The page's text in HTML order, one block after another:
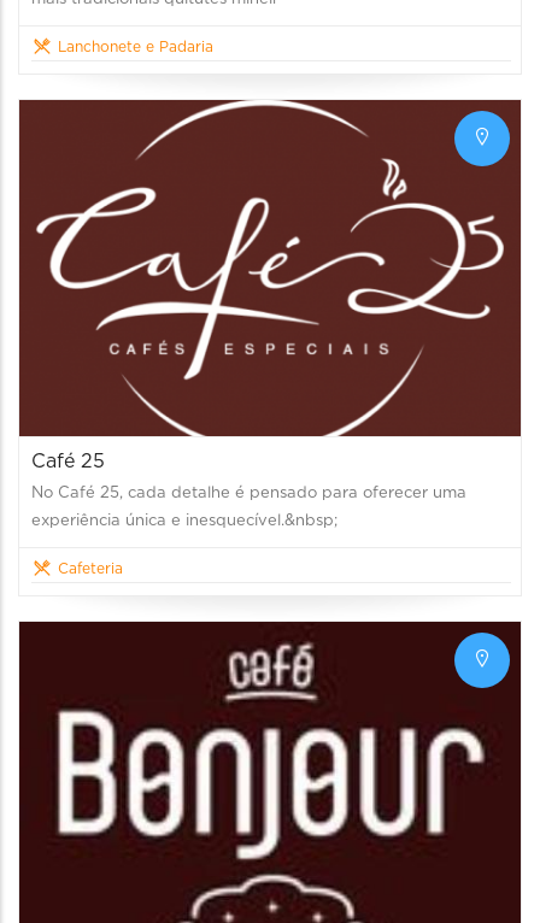
Lanchonete e Padaria
Café 25
No Café 25, cada detalhe é pensado para oferecer uma
experiência única e inesquecível.&nbsp;
Cafeteria